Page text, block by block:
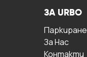
ЗА URBO
Паркиране
За Hас
Контакти